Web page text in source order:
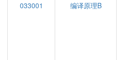
033001
编译原理B